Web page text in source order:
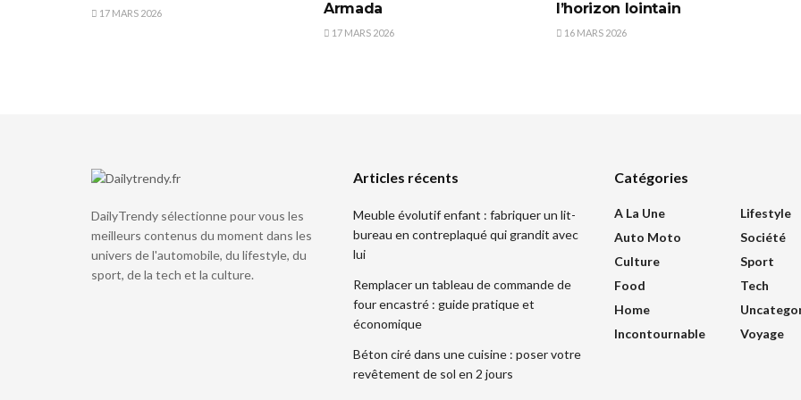
17 MARS 2026
Armada
17 MARS 2026
l’horizon lointain
16 MARS 2026
DailyTrendy sélectionne pour vous les
meilleurs contenus du moment dans les
univers de l'automobile, du lifestyle, du
sport, de la tech et la culture.
Articles récents
Meuble évolutif enfant : fabriquer un lit-
bureau en contreplaqué qui grandit avec
lui
Remplacer un tableau de commande de
four encastré : guide pratique et
économique
Béton ciré dans une cuisine : poser votre
revêtement de sol en 2 jours
Catégories
A La Une
Auto Moto
Culture
Food
Home
Incontournable
Lifestyle
Société
Sport
Tech
Voyage